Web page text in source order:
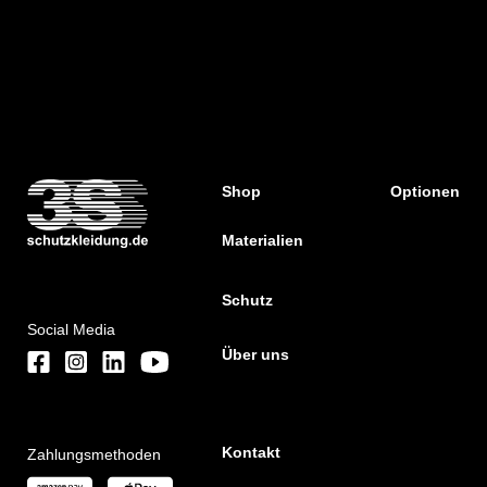
Social Media
Zahlungsmethoden
Shop Optionen
Materialien
Schutz
Über uns
Kontakt